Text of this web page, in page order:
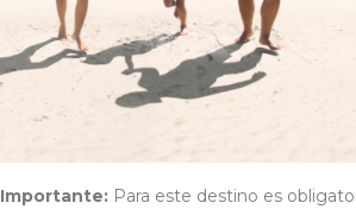
Importante:Para este destino es